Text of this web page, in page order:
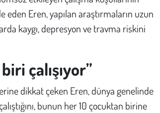
Eren, yapılan araştırmaların uzun
kaygı, depresyon ve travma riskini
çalışıyor”
dikkat çeken Eren, dünya genelinde
bunun her 10 çocuktan birine